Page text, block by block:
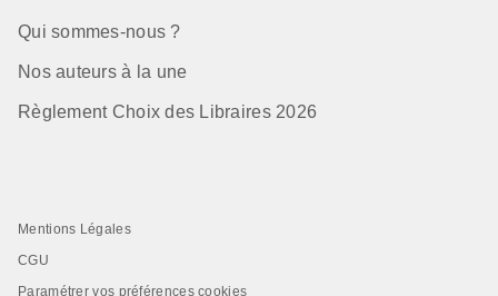
Qui sommes-nous ?
Nos auteurs à la une
Règlement Choix des Libraires 2026
Mentions Légales
CGU
Paramétrer vos préférences cookies